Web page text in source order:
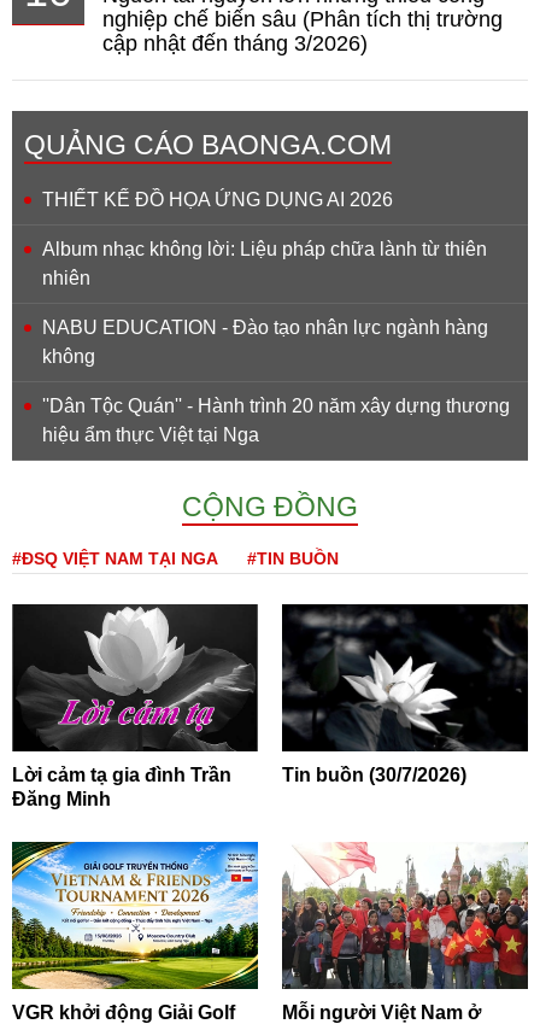
nghiệp chế biến sâu (Phân tích thị trường
cập nhật đến tháng 3/2026)
QUẢNG CÁO BAONGA.COM
THIẾT KẾ ĐỒ HỌA ỨNG DỤNG AI 2026
Album nhạc không lời: Liệu pháp chữa lành từ thiên
nhiên
NABU EDUCATION - Đào tạo nhân lực ngành hàng
không
''Dân Tộc Quán'' - Hành trình 20 năm xây dựng thương
hiệu ẩm thực Việt tại Nga
CỘNG ĐỒNG
#ĐSQ VIỆT NAM TẠI NGA #TIN BUỒN
Lời cảm tạ gia đình Trần
Đăng Minh
Tin buồn (30/7/2026)
VGR khởi động Giải Golf
Mỗi người Việt Nam ở